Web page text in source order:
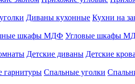
Диваны кухонные Кухни на
шкафы МДФ Угловые шкафы
Детские диваны Детские
гарнитуры Спальные уголки